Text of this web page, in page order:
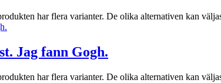
har flera varianter. De olika alternativen kan
Jag fann Gogh.
har flera varianter. De olika alternativen kan